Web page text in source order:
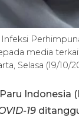
media
Selasa (19/10/
Indonesia
19